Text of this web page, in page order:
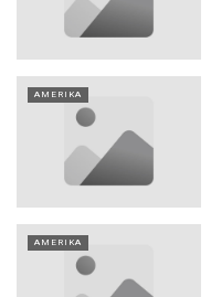
AMERIKA
AMERIKA